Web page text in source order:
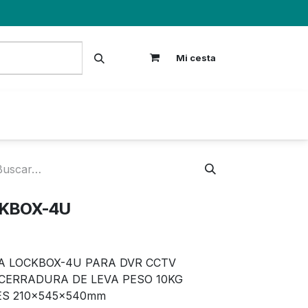
Mi cesta
4U
LOCKBOX-4U PARA DVR CCTV
DE LEVA PESO 10KG
210x545x540mm